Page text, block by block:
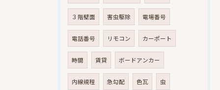
３階壁面 害虫駆除 電場番号
電話番号 リモコン カーポート
時間 賃貸 ボードアンカー
内線規程 急勾配 色瓦 虫